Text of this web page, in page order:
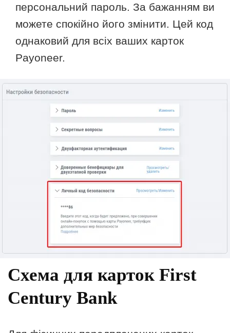
персональний пароль. За бажанням ви
можете спокійно його змінити. Цей код
однаковий для всіх ваших карток
Payoneer.
Схема для карток First
Century Bank